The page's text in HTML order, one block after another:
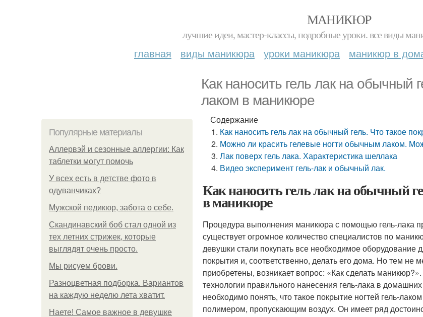
МАНИКЮР
лучшие идеи, мастер-классы, подробные уроки. все виды
главная виды маникюра уроки маникюра маникюр в
Как наносить гель лак на обычный
лаком в маникюре
Популярные материалы
Аллервэй и сезонные аллергии: Как
таблетки могут помочь
У всех есть в детстве фото в
одуванчиках?
Мужской педикюр, забота о себе.
Скандинавский боб стал одной из
тех летних стрижек, которые
выглядят очень просто.
Мы рисуем брови.
Разноцветная подборка. Вариантов
на каждую неделю лета хватит.
Наете! Самое важное в девушке
Содержание
Как наносить гель лак на обычный гель. Что такое
Можно ли красить гелевые ногти обычным лаком.
Лак поверх гель лака. Характеристика шеллака
Видео эксперимент гель-лак и обычный лак.
Как наносить гель лак на обычный
в маникюре
Процедура выполнения маникюра с помощью гель-лака
существует огромное количество специалистов по
девушки стали покупать все необходимое
покрытия и, соответственно, делать его дома. Но тем
приобретены, возникает вопрос: «Как сделать
технологии правильного нанесения гель-лака в
необходимо понять, что такое покрытие ногтей гель-
полимером, пропускающим воздух. Он имеет ряд